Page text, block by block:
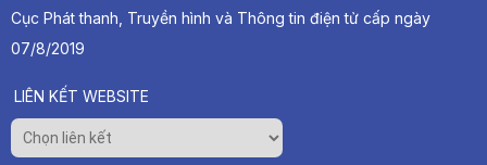
Cục Phát thanh, Truyền hình và Thông tin điện tử cấp ngày
07/8/2019
LIÊN KẾT WEBSITE